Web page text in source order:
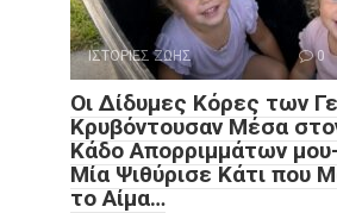
ΙΣΤΟΡΙΕΣ ΖΩΗΣ 0
Οι Δίδυμες Κόρες των
Κρυβόντουσαν Μέσα
Κάδο Απορριμμάτων
Μία Ψιθύρισε Κάτι που
το Αίμα…